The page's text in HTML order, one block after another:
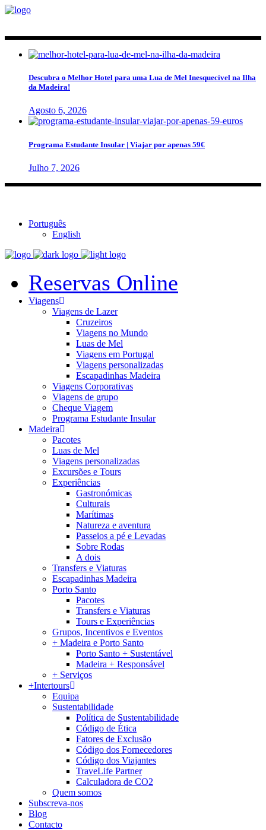
Descubra o Melhor Hotel para uma Lua de Mel Inesquecível na Ilha
da Madeira!
Agosto 6, 2026
Programa Estudante Insular | Viajar por apenas 59€
Julho 7, 2026
Português
English
Reservas Online
Viagens
Viagens de Lazer
Cruzeiros
Viagens no Mundo
Luas de Mel
Viagens em Portugal
Viagens personalizadas
Escapadinhas Madeira
Viagens Corporativas
Viagens de grupo
Cheque Viagem
Programa Estudante Insular
Madeira
Pacotes
Luas de Mel
Viagens personalizadas
Excursões e Tours
Experiências
Gastronómicas
Culturais
Marítimas
Natureza e aventura
Passeios a pé e Levadas
Sobre Rodas
A dois
Transfers e Viaturas
Escapadinhas Madeira
Porto Santo
Pacotes
Transfers e Viaturas
Tours e Experiências
Grupos, Incentivos e Eventos
+ Madeira e Porto Santo
Porto Santo + Sustentável
Madeira + Responsável
+ Serviços
+Intertours
Equipa
Sustentabilidade
Política de Sustentabilidade
Código de Ética
Fatores de Exclusão
Código dos Fornecedores
Código dos Viajantes
TraveLife Partner
Calculadora de CO2
Quem somos
Subscreva-nos
Blog
Contacto